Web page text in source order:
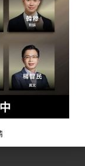
亦有針對其所
用法律保留